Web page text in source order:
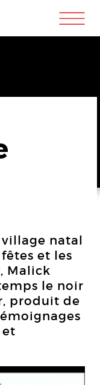
m
natal
et les
Malick
le noir
produit de
et